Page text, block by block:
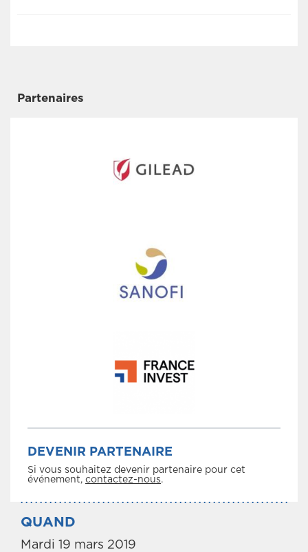
Partenaires
DEVENIR PARTENAIRE
Si vous souhaitez devenir partenaire pour cet
événement, contactez-nous.
QUAND
Mardi 19 mars 2019